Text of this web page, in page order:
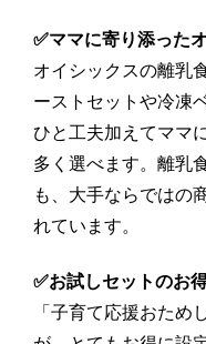
✅ママに寄り添った
オイシックスの離乳
ーストセットや冷凍
ひと工夫加えてママ
多く選べます。離乳
も、大手ならではの
れています。
✅お試しセットのお
「子育て応援おため